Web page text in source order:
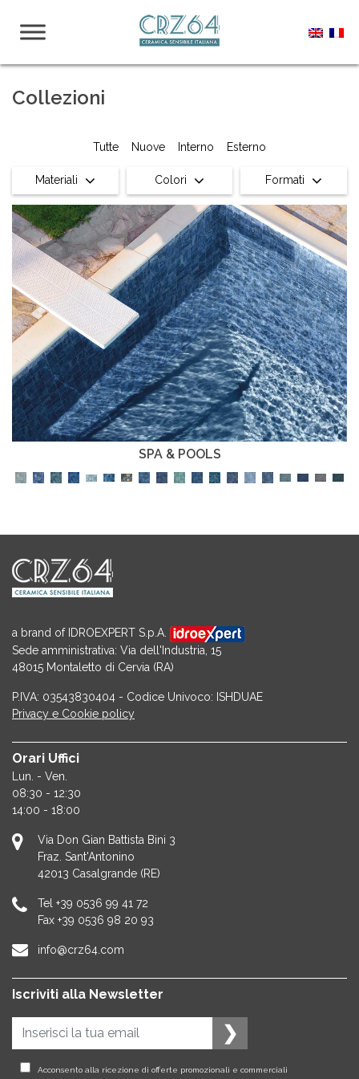
Collezioni
Tutte Nuove Interno Esterno
Materiali Colori Formati
SPA & POOLS
a brand of IDROEXPERT S.p.A.
Sede amministrativa: Via dell'Industria, 15
48015 Montaletto di Cervia (RA)
P.IVA: 03543830404 - Codice Univoco: ISHDUAE
Privacy e Cookie policy
Orari Uffici
Lun. - Ven.
08:30 - 12:30
14:00 - 18:00
Via Don Gian Battista Bini 3
Fraz. Sant'Antonino
42013 Casalgrande (RE)
Tel +39 0536 99 41 72
Fax +39 0536 98 20 93
info@crz64.com
Iscriviti alla Newsletter
Acconsento alla ricezione di offerte promozionali e commerciali